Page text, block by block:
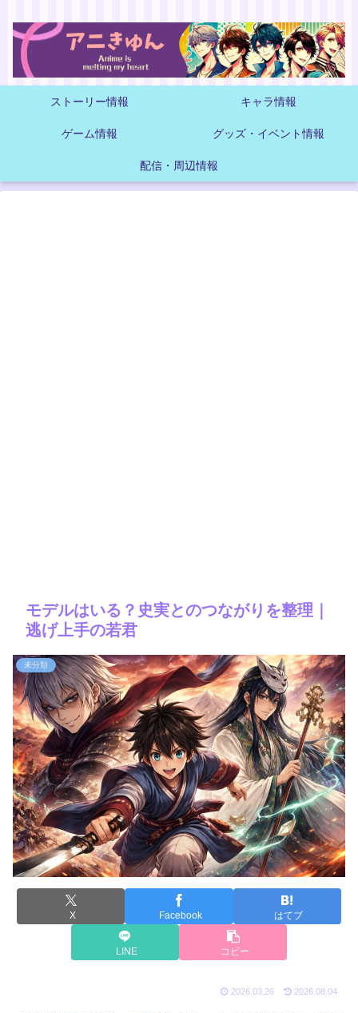
ストーリー情報 キャラ情報
ゲーム情報 グッズ・イベント情報
配信・周辺情報
モデルはいる？史実とのつながりを整理｜
逃げ上手の若君
未分類
X Facebook はてブ
LINE コピー
2026.03.26 2026.08.04